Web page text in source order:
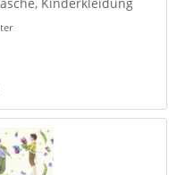
Kinderkleidung